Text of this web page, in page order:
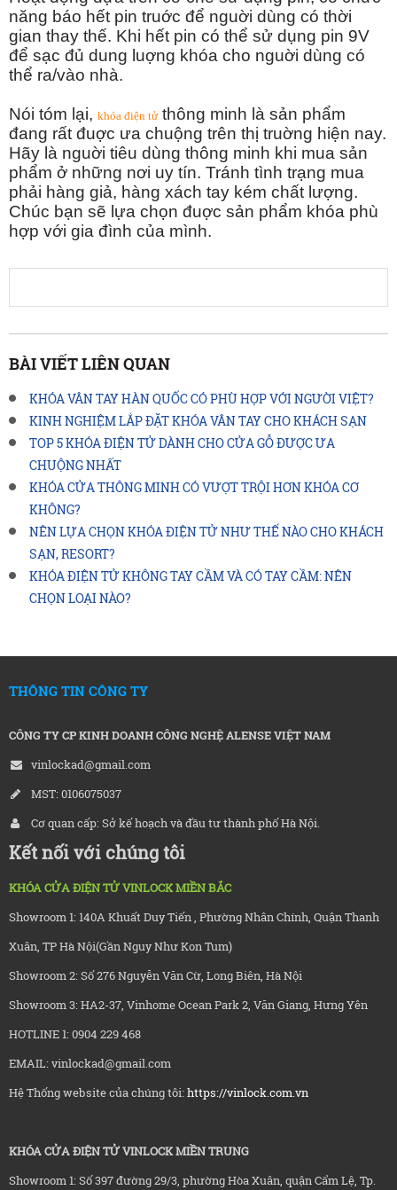
năng báo hết pin truớc để nguời dùng có thời
gian thay thế. Khi hết pin có thể sử dụng pin 9V
để sạc đủ dung luợng khóa cho nguời dùng có
thể ra/vào nhà.
Nói tóm lại, khóa điện tửthông minh là sản phẩm
đang rất đuợc ưa chuộng trên thị truờng hiện nay.
Hãy là nguời tiêu dùng thông minh khi mua sản
phẩm ở những nơi uy tín. Tránh tình trạng mua
phải hàng giả, hàng xách tay kém chất lượng.
Chúc bạn sẽ lựa chọn đuợc sản phẩm khóa phù
hợp với gia đình của mình.
BÀI VIẾT LIÊN QUAN
KHÓA VÂN TAY HÀN QUỐC CÓ PHÙ HỢP VỚI NGƯỜI VIỆT?
KINH NGHIỆM LẮP ĐẶT KHÓA VÂN TAY CHO KHÁCH SẠN
TOP 5 KHÓA ĐIỆN TỬ DÀNH CHO CỬA GỖ ĐƯỢC ƯA
CHUỘNG NHẤT
KHÓA CỬA THÔNG MINH CÓ VƯỢT TRỘI HƠN KHÓA CƠ
KHÔNG?
NÊN LỰA CHỌN KHÓA ĐIỆN TỬ NHƯ THẾ NÀO CHO KHÁCH
SẠN, RESORT?
KHÓA ĐIỆN TỬ KHÔNG TAY CẦM VÀ CÓ TAY CẦM: NÊN
CHỌN LOẠI NÀO?
THÔNG TIN CÔNG TY
CÔNG TY CP KINH DOANH CÔNG NGHỆ ALENSE VIỆT NAM
vinlockad@gmail.com
MST: 0106075037
Cơ quan cấp: Sở kế hoạch và đầu tư thành phố Hà Nội.
Kết nối với chúng tôi
KHÓA CỬA ĐIỆN TỬ VINLOCK MIỀN BẮC
Showroom 1: 140A Khuất Duy Tiến , Phường Nhân Chính, Quận Thanh
Xuân, TP Hà Nội(Gần Nguy Như Kon Tum)
Showroom 2: Số 276 Nguyễn Văn Cừ, Long Biên, Hà Nội
Showroom 3: HA2-37, Vinhome Ocean Park 2, Văn Giang, Hưng Yên
HOTLINE 1: 0904 229 468
EMAIL: vinlockad@gmail.com
Hệ Thống website của chúng tôi:https://vinlock.com.vn
KHÓA CỬA ĐIỆN TỬ VINLOCK MIỀN TRUNG
Showroom 1: Số 397 đường 29/3, phường Hòa Xuân, quận Cẩm Lệ, Tp.